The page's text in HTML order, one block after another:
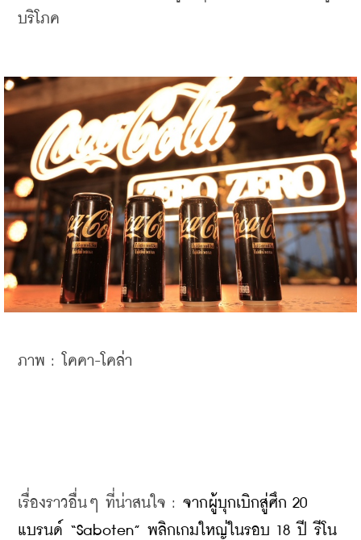
บริโภค
ภาพ : โคคา-โคล่า
เรื่องราวอื่นๆ ที่น่าสนใจ : จากผู้บุกเบิกสู่ศึก 20
แบรนด์ “Saboten” พลิกเกมใหญ่ในรอบ 18 ปี รีโน